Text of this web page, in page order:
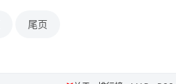
尾页